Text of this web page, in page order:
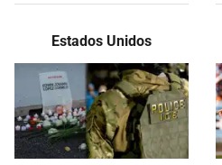
Estados Unidos